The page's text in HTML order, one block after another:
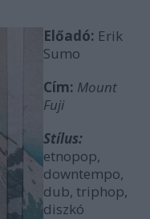
Előadó: Erik
Sumo
Cím: Mount
Fuji
Stílus:
etnopop,
downtempo,
dub, triphop,
diszkó